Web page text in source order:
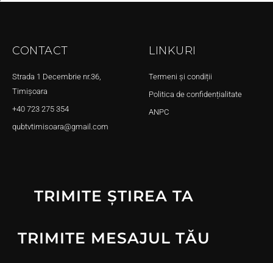
CONTACT
Strada 1 Decembrie nr.36,
Timișoara
+40 723 275 354
qubtvtimisoara@gmail.com
LINKURI
Termeni și condiții
Politica de confidențialitate
ANPC
TRIMITE ȘTIREA TA
TRIMITE MESAJUL TĂU